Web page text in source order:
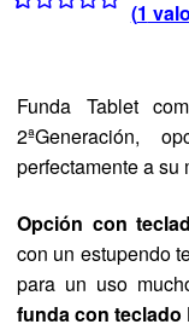
valoración de
un cliente
(1
Funda Tablet
2ªGeneración,
perfectamente a su
Opción con
con un estupendo
para un uso
funda con teclado